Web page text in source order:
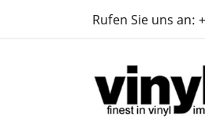
Rufen Sie uns an: